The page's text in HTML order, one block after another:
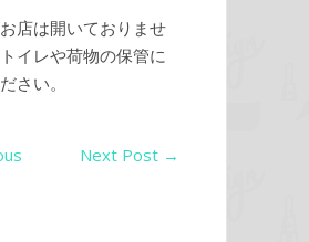
店は開いておりませ
イレや荷物の保管に
さい。
Next Post →